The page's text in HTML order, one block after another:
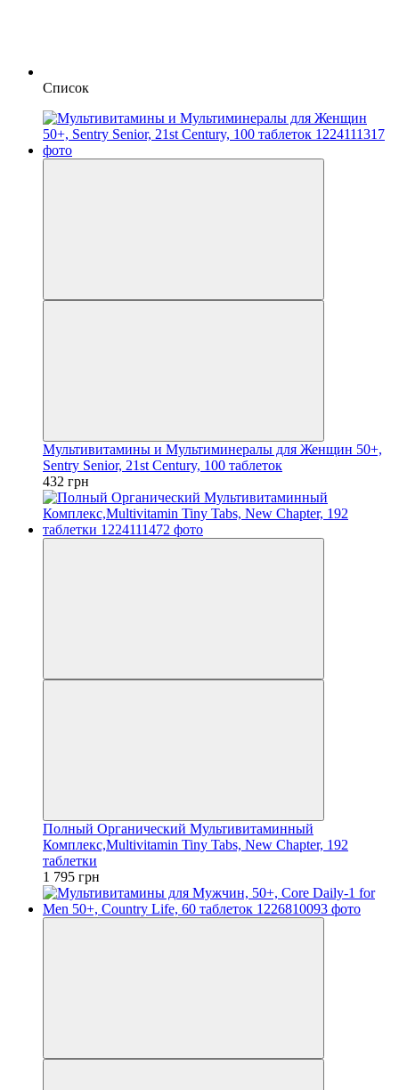
Список
Мультивитамины и Мультиминералы для Женщин 50+,
Sentry Senior, 21st Century, 100 таблеток
432 грн
Полный Органический Мультивитаминный
Комплекс,Multivitamin Tiny Tabs, New Chapter, 192
таблетки
1 795 грн